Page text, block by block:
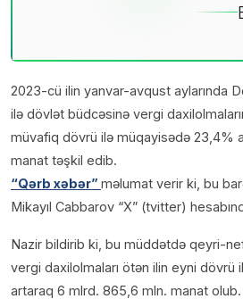
2023-cü ilin yanvar-avqust aylarında
ilə dövlət büdcəsinə vergi
müvafiq dövrü ilə müqayisədə 23,4%
manat təşkil edib.
“Qərb xəbər” məlumat verir ki, bu
Mikayıl Cabbarov “X” (tvitter)
Nazir bildirib ki, bu müddətdə qeyri-
vergi daxilolmaları ötən ilin eyni dövrü
artaraq 6 mlrd. 865,6 mln. manat olub.